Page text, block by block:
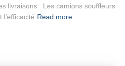
livraisons Les camions souffleurs
Read more